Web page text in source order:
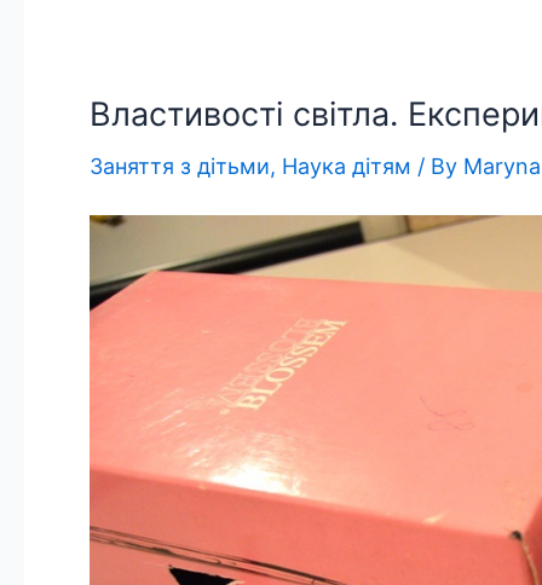
лід
Властивості світла.
Заняття з дітьми, Наука дітям / By Maryna